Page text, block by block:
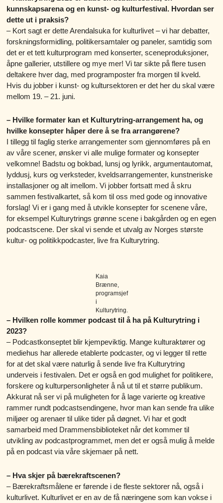
kunnskapsarena og en kunst- og kulturfestival. Hvordan ser
dette ut i praksis?
– Kort sagt er dette Arendalsuka for kulturlivet – vi har debatter,
forskningsformidling, politikersamtaler og paneler, samtidig som
det er et tett kulturprogram med konserter, sceneproduksjoner,
åpne gallerier, utstillere og mye mer! Vi tar sikte på flere tusen
deltakere hver dag, med programposter fra morgen til kveld.
Hvis du jobber i kunst- og kultursektoren er det her du skal være
mellom 19. – 21. juni.
– Hvilke formater kan et Kulturytring-arrangement ha, og
hvilke konsepter håper dere å se fra arrangørene?
I tillegg til faglig sterke arrangementer som gjennomføres på en
av våre scener, ønsker vi alle mulige formater og konsepter
velkomne! Badstu og bokbad, lunsj og lyrikk, argumentautomat,
lyddusj, kurs og verksteder, kveldsarrangementer, kunstneriske
installasjoner og alt imellom. Vi jobber fortsatt med å skru
sammen festivalkartet, så kom til oss med gode og innovative
forslag! Vi er i gang med å utvikle konsepter for scenene våre,
for eksempel Kulturytrings grønne scene i bakgården og en egen
podcastscene. Der skal vi sende et utvalg av Norges største
kultur- og politikkpodcaster, live fra Kulturytring.
Kaia
Brænne,
programsjef
i
Kulturytring.
– Hvilken rolle kommer podcast til å ha på Kulturytring i
2023?
– Podcastkonseptet blir kjempeviktig. Mange kulturaktører og
mediehus har allerede etablerte podcaster, og vi legger til rette
for at det skal være naturlig å sende live fra Kulturytring
underveis i festivalen. Det er også en god mulighet for politikere,
forskere og kulturpersonligheter å nå ut til et større publikum.
Akkurat nå ser vi på muligheten for å lage varierte og kreative
rammer rundt podcastsendingene, hvor man kan sende fra ulike
miljøer og arenaer til ulike tider på døgnet. Vi har et godt
samarbeid med Drammensbiblioteket når det kommer til
utvikling av podcastprogrammet, men det er også mulig å melde
på en podcast via våre skjemaer på nett.
– Hva skjer på bærekraftscenen?
– Bærekraftsmålene er førende i de fleste sektorer nå, også i
kulturlivet. Kulturlivet er en av de få næringene som kan vokse i